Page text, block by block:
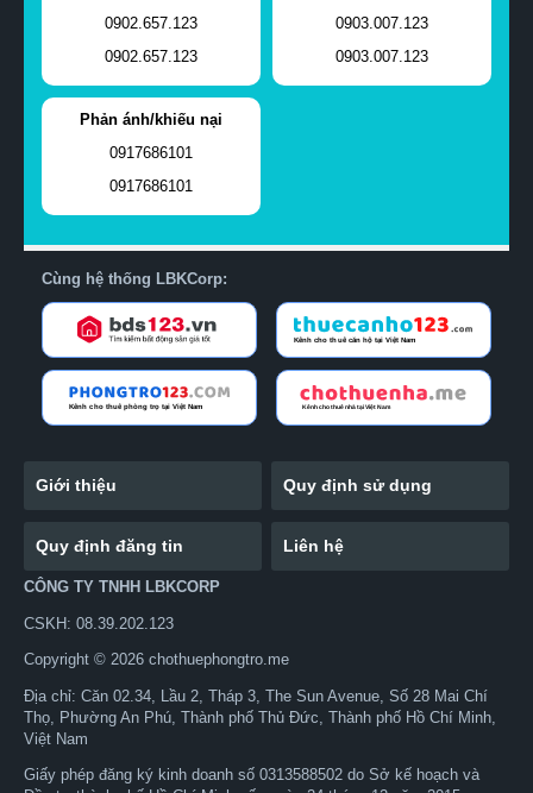
0902.657.123
0902.657.123
0903.007.123
0903.007.123
Phản ánh/khiếu nại
0917686101
0917686101
Cùng hệ thống LBKCorp:
Giới thiệu Quy định sử dụng
Quy định đăng tin Liên hệ
CÔNG TY TNHH LBKCORP
CSKH: 08.39.202.123
Copyright © 2026 chothuephongtro.me
Địa chỉ: Căn 02.34, Lầu 2, Tháp 3, The Sun Avenue, Số 28 Mai Chí
Thọ, Phường An Phú, Thành phố Thủ Đức, Thành phố Hồ Chí Minh,
Việt Nam
Giấy phép đăng ký kinh doanh số 0313588502 do Sở kế hoạch và